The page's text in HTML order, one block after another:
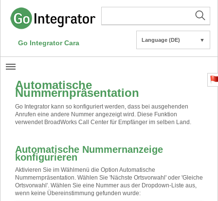
Go Integrator Cara Language (DE) ▼
Automatische
Nummernpräsentation
Go Integrator kann so konfiguriert werden, dass bei ausgehenden
Anrufen eine andere Nummer angezeigt wird. Diese Funktion
verwendet BroadWorks Call Center für Empfänger im selben Land.
Automatische Nummernanzeige
konfigurieren
Aktivieren Sie im Wählmenü die Option Automatische
Nummernpräsentation. Wählen Sie 'Nächste Ortsvorwahl' oder 'Gleiche
Ortsvorwahl'. Wählen Sie eine Nummer aus der Dropdown-Liste aus,
wenn keine Übereinstimmung gefunden wurde: